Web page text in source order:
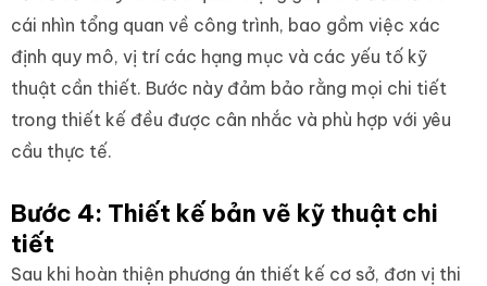
cái nhìn tổng quan về công trình, bao gồm việc xác
định quy mô, vị trí các hạng mục và các yếu tố kỹ
thuật cần thiết. Bước này đảm bảo rằng mọi chi tiết
trong thiết kế đều được cân nhắc và phù hợp với yêu
cầu thực tế.
Bước 4: Thiết kế bản vẽ kỹ thuật chi
tiết
Sau khi hoàn thiện phương án thiết kế cơ sở, đơn vị thi